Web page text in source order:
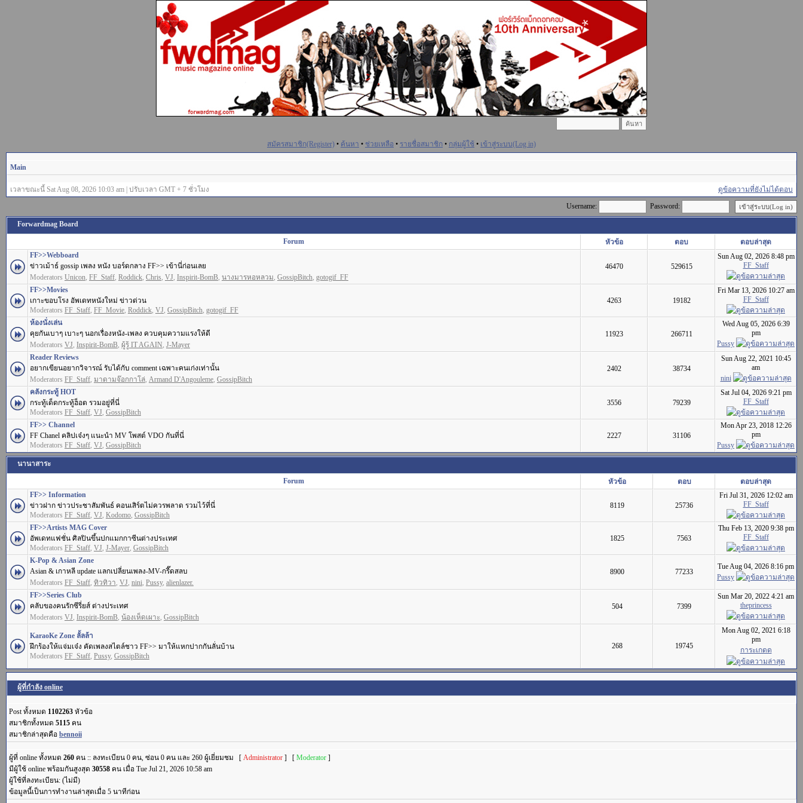
สมัครสมาชิก(Register) • ค้นหา • ช่วยเหลือ • รายชื่อสมาชิก • กลุ่มผู้ใช้ • เข้าสู่ระบบ(Log in)
Main
เวลาขณะนี้ Sat Aug 08, 2026 10:03 am | ปรับเวลา GMT + 7 ชั่วโมง
ดูข้อความที่ยังไม่ได้ตอบ
Username:
Password:
Forwardmag Board
Forum หัวข้อ ตอบ
ตอบล่าสุด
FF>>Webboard
ข่าวเม้าธ์ gossip เพลง หนัง บอร์ดกลาง FF>> เข้านี่ก่อนเลย
Moderators Unicon, FF_Staff, Roddick, Chris, VJ, Inspirit-BomB, นางมารหอหลวม, GossipBitch, gotogif_FF
46470 529615
Sun Aug 02, 2026 8:48 pm
FF_Staff
FF>>Movies
เกาะขอบโรง อัพเดทหนังใหม่ ข่าวด่วน
Moderators FF_Staff, FF_Movie, Roddick, VJ, GossipBitch, gotogif_FF
4263 19182
Fri Mar 13, 2026 10:27 am
FF_Staff
ห้องนั่งเล่น
คุยกันเบาๆ เบาะๆ นอกเรื่องหนัง-เพลง ควบคุมความแรงให้ดี
Moderators VJ, Inspirit-BomB, ผู้รู้ IT AGAIN, J-Mayer
11923 266711
Wed Aug 05, 2026 6:39
pm
Pussy
Reader Reviews
อยากเขียนอยากวิจารณ์ รับได้กับ comment เฉพาะคนเก่งเท่านั้น
Moderators FF_Staff, มาดามจ๊อกกาโล่, Armand D'Angouleme, GossipBitch
2402 38734
Sun Aug 22, 2021 10:45
am
nini
คลังกระทู้ HOT
กระทู้เด็ดกระทู้ฮ็อต รวมอยู่ที่นี่
Moderators FF_Staff, VJ, GossipBitch
3556 79239
Sat Jul 04, 2026 9:21 pm
FF_Staff
FF>> Channel
FF Chanel คลิปเจ๋งๆ แนะนำ MV โพสต์ VDO กันที่นี่
Moderators FF_Staff, VJ, GossipBitch
2227 31106
Mon Apr 23, 2018 12:26
pm
Pussy
นานาสาระ
Forum หัวข้อ ตอบ
ตอบล่าสุด
FF>> Information
ข่าวฝาก ข่าวประชาสัมพันธ์ คอนเสิร์ตไม่ควรพลาด รวมไว้ที่นี่
Moderators FF_Staff, VJ, Kodomo, GossipBitch
8119 25736
Fri Jul 31, 2026 12:02 am
FF_Staff
FF>>Artists MAG Cover
อัพเดทแฟชั่น ศิลปินขึ้นปกแมกกาซีนต่างประเทศ
Moderators FF_Staff, VJ, J-Mayer, GossipBitch
1825 7563
Thu Feb 13, 2020 9:38 pm
FF_Staff
K-Pop & Asian Zone
Asian & เกาหลี update แลกเปลี่ยนเพลง-MV-กรี๊ดสลบ
Moderators FF_Staff, ทิวทิวา, VJ, nini, Pussy, alienlazer.
8900 77233
Tue Aug 04, 2026 8:16 pm
Pussy
FF>>Series Club
คลับของคนรักซีรี่ยส์ ต่างประเทศ
Moderators VJ, Inspirit-BomB, น้องเห็ดเผาะ, GossipBitch
504 7399
Sun Mar 20, 2022 4:21 am
theprincess
KaraoKe Zone ลั้ลล้า
ฝึกร้องให้แจ่มเจ๋ง คัดเพลงสไตล์ชาว FF>> มาให้แหกปากกันลั่นบ้าน
Moderators FF_Staff, Pussy, GossipBitch
268 19745
Mon Aug 02, 2021 6:18
pm
การะเกดด
ผู้ที่กำลัง online
Post ทั้งหมด 1102263 หัวข้อ
สมาชิกทั้งหมด 5115 คน
สมาชิกล่าสุดคือ bennoii
ผู้ที่ online ทั้งหมด 260 คน :: ลงทะเบียน 0 คน, ซ่อน 0 คน และ 260 ผู้เยี่ยมชม [ Administrator ] [ Moderator ]
มีผู้ใช้ online พร้อมกันสูงสุด 30558 คน เมื่อ Tue Jul 21, 2026 10:58 am
ผู้ใช้ที่ลงทะเบียน: (ไม่มี)
ข้อมูลนี้เป็นการทำงานล่าสุดเมื่อ 5 นาทีก่อน